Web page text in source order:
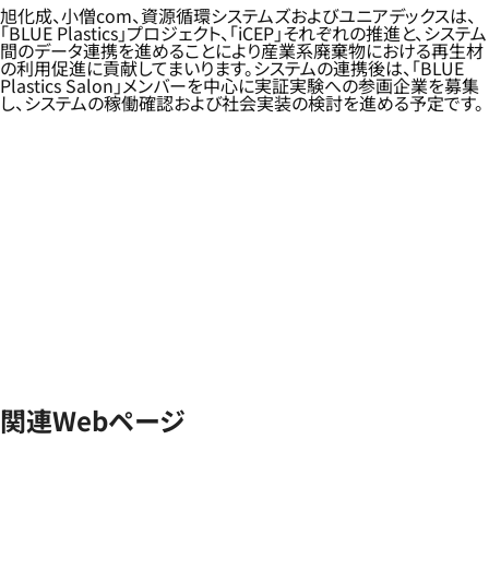
旭化成、小僧com、資源循環システムズおよびユニアデックスは、
「BLUE Plastics」プロジェクト、「iCEP」それぞれの推進と、システム
間のデータ連携を進めることにより産業系廃棄物における再生材
の利用促進に貢献してまいります。システムの連携後は、「BLUE
Plastics Salon」メンバーを中心に実証実験への参画企業を募集
し、システムの稼働確認および社会実装の検討を進める予定です。
関連Webページ